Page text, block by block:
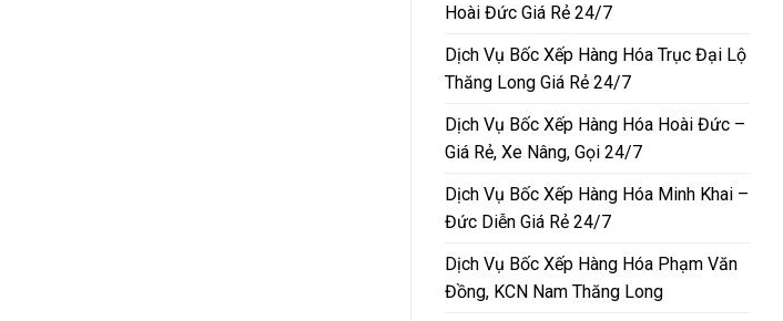
Hoài Đức Giá Rẻ 24/7
Dịch Vụ Bốc Xếp Hàng Hóa Trục Đại Lộ
Thăng Long Giá Rẻ 24/7
Dịch Vụ Bốc Xếp Hàng Hóa Hoài Đức –
Giá Rẻ, Xe Nâng, Gọi 24/7
Dịch Vụ Bốc Xếp Hàng Hóa Minh Khai –
Đức Diễn Giá Rẻ 24/7
Dịch Vụ Bốc Xếp Hàng Hóa Phạm Văn
Đồng, KCN Nam Thăng Long